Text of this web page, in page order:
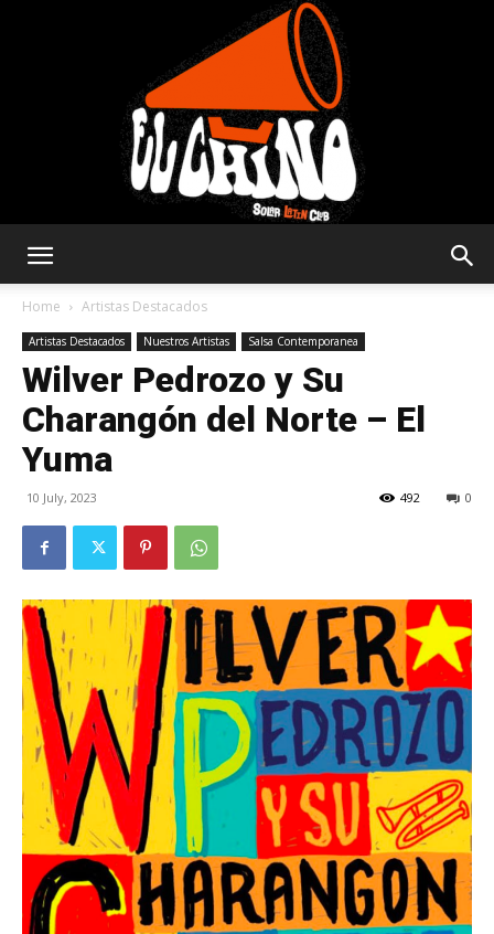
Latin
Home Artistas Destacados
Artistas Destacados Nuestros Artistas Salsa Contemporanea
Wilver Pedrozo y Su
Charangón del Norte – El
Yuma
10 July, 2023 0
492